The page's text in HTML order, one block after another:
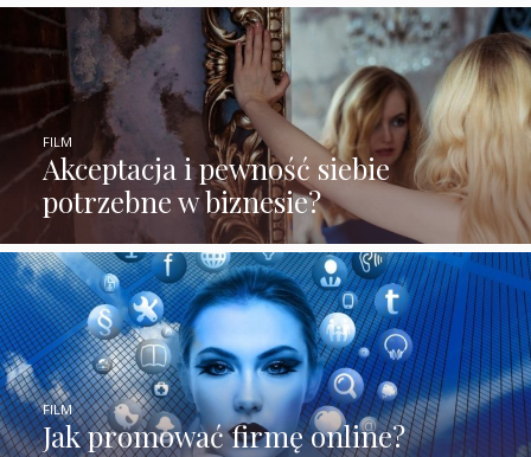
Akceptacja i pewność siebie
potrzebne w biznesie?
FILM
Jak promować firmę online?
FILM